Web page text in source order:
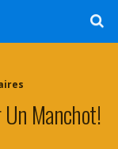
Un Manchot!